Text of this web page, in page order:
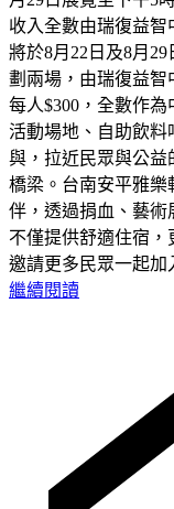
收入全數由瑞復益
將於8月22日及8月
劃兩場，由瑞復益智
每人$300，全數作
活動場地、自助飲料
與，拉近民眾與公益
橋梁。台南安平雅樂
伴，透過捐血、藝術
不僅提供舒適住宿，
邀請更多民眾一起加
繼續閱讀